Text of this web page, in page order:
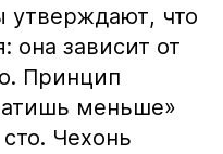
утверждают, что
она зависит от
Принцип
меньше»
Чехонь